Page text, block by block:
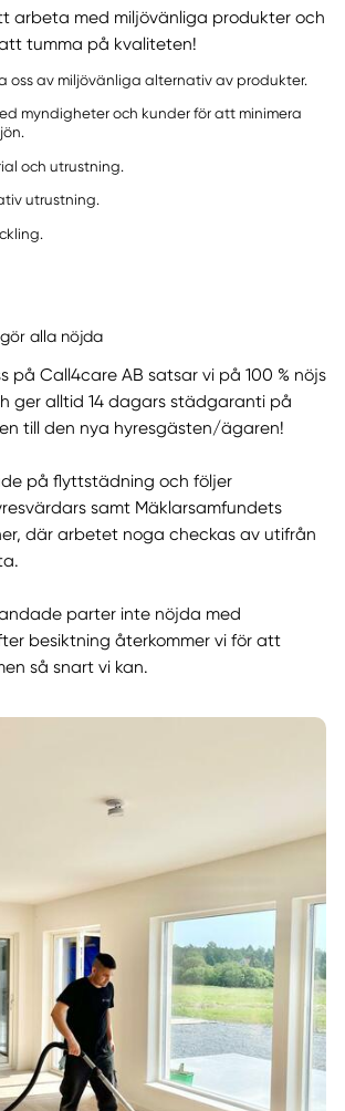
arbeta med miljövänliga produkter och
tumma på kvaliteten!
oss av miljövänliga alternativ av produkter.
myndigheter och kunder för att minimera
och utrustning.
utrustning.
alla nöjda
på Call4care AB satsar vi på 100 % nöjs
ger alltid 14 dagars städgaranti på
till den nya hyresgästen/ägaren!
på flyttstädning och följer
samt Mäklarsamfundets
där arbetet noga checkas av utifrån
parter inte nöjda med
besiktning återkommer vi för att
så snart vi kan.